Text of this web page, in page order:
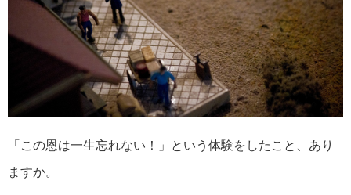
「この恩は一生忘れない！」という体験をしたこと、あり
ますか。